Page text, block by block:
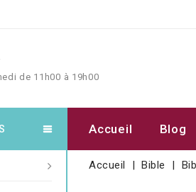
de 11h00 à 19h00
Accueil Blog
Accueil Bible